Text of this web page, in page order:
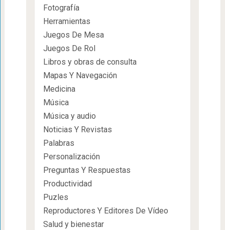
Fotografía
Herramientas
Juegos De Mesa
Juegos De Rol
Libros y obras de consulta
Mapas Y Navegación
Medicina
Música
Música y audio
Noticias Y Revistas
Palabras
Personalización
Preguntas Y Respuestas
Productividad
Puzles
Reproductores Y Editores De Vídeo
Salud y bienestar